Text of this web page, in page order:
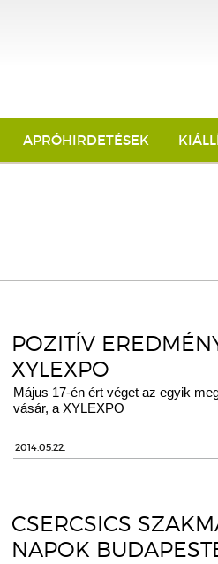
APRÓHIRDETÉSEK
POZITÍV
XYLEXPO
Május 17-én ért véget az egyik
vásár, a XYLEXPO
2014.05.22.
CSERCSICS
NAPOK